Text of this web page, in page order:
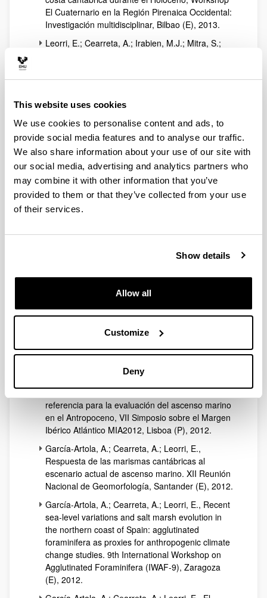
This website uses cookies
We use cookies to personalise content and ads, to
provide social media features and to analyse our traffic.
We also share information about your use of our site with
our social media, advertising and analytics partners who
may combine it with other information that you’ve
provided to them or that they’ve collected from your use
of their services.
Show details
Allow all
Customize
Deny
El Cuaternario en la Región Pirenaica Occidental:
Investigación multidisciplinar, Bilbao (E), 2013.
Leorri, E.; Cearreta, A.; Irabien, M.J.; Mitra, S.;
Holocene/Anthropocene transition in coastal salt
Society (AERS) Spring Meeting 2013,
Williamsburg (USA), 2013.
Cearreta, A.; Monge-Ganuzas, M., Evolución
paleoambiental del estuario del Oka (Reserva de
la Biosfera de Urdaibai, Vizcaya) durante el
Holoceno como respuesta al ascenso del nivel
marino, VII Jornadas de Geomorfología Litoral,
Oviedo (E), 2013.
Geology to Global Geomorphic Chage: scientific
Santander (E), 2012.
Leorri, E.; Cearreta, A.; Milne, G., Field
observations and modeling of Holocene sea-level
anthropogenic sea-level rise, 2012 Geological
Society of America (GSA) Annual Meeting,
Cearreta, A.; Leorri, E., Cambios del nivel marino
en el Golfo de Vizcaya durante el Holoceno como
referencia para la evaluación del ascenso marino
en el Antropoceno, VII Simposio sobre el Margen
Ibérico Atlántico MIA2012, Lisboa (P), 2012.
García-Artola, A.; Cearreta, A.; Leorri, E.,
Respuesta de las marismas cantábricas al
escenario actual de ascenso marino. XII Reunión
Nacional de Geomorfología, Santander (E), 2012.
García-Artola, A.; Cearreta, A.; Leorri, E., Recent
sea-level variations and salt marsh evolution in
the northern coast of Spain: agglutinated
foraminifera as proxies for anthropogenic climate
change studies. 9th International Workshop on
Agglutinated Foraminifera (IWAF-9), Zaragoza
(E), 2012.